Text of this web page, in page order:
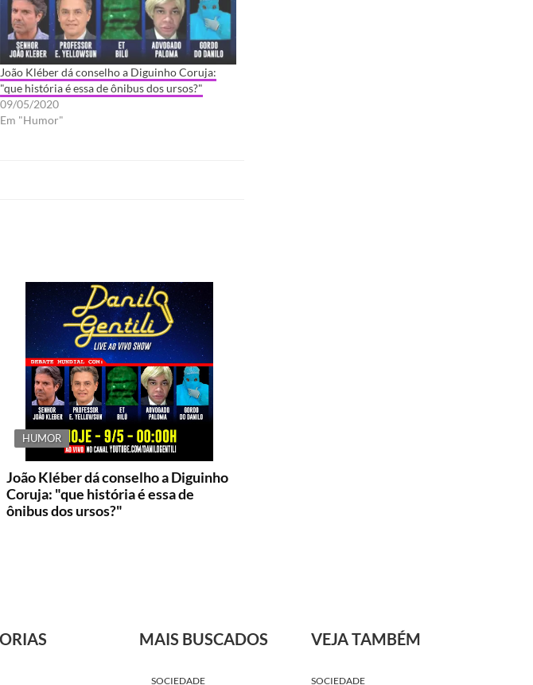
João Kléber dá conselho a Diguinho Coruja:
"que história é essa de ônibus dos ursos?"
09/05/2020
Em "Humor"
HUMOR
João Kléber dá conselho a Diguinho
Coruja: "que história é essa de
ônibus dos ursos?"
MAIS BUSCADOS
SOCIEDADE
VEJA TAMBÉM
SOCIEDADE